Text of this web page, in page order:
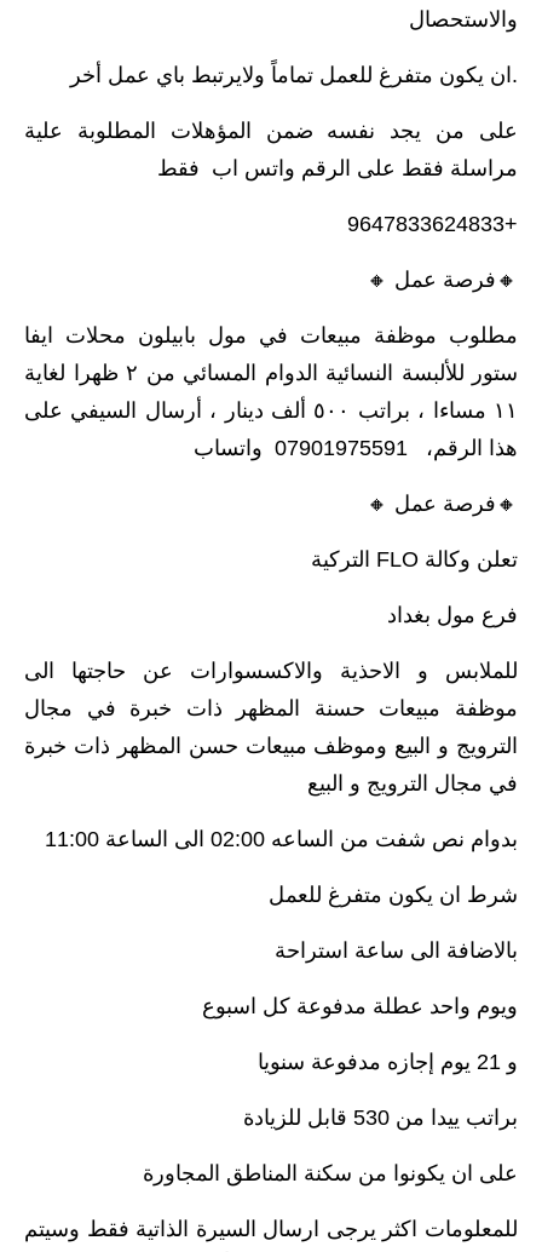
والاستحصال
.ان يكون متفرغ للعمل تماماً ولايرتبط باي عمل أخر
على من يجد نفسه ضمن المؤهلات المطلوبة علية
مراسلة فقط على الرقم واتس اب فقط
+9647833624833
🔸️فرصة عمل 🔸️
مطلوب موظفة مبيعات في مول بابيلون محلات ايفا
ستور للألبسة النسائية الدوام المسائي من ٢ ظهرا لغاية
١١ مساءا ، براتب ٥٠٠ ألف دينار ، أرسال السيفي على
هذا الرقم، 07901975591 واتساب
🔸️فرصة عمل 🔸️
تعلن وكالة FLO التركية
فرع مول بغداد
للملابس و الاحذية والاكسسوارات عن حاجتها الى
موظفة مبيعات حسنة المظهر ذات خبرة في مجال
الترويج و البيع وموظف مبيعات حسن المظهر ذات خبرة
في مجال الترويج و البيع
بدوام نص شفت من الساعه 02:00 الى الساعة 11:00
شرط ان يكون متفرغ للعمل
بالاضافة الى ساعة استراحة
ويوم واحد عطلة مدفوعة كل اسبوع
و 21 يوم إجازه مدفوعة سنويا
براتب ييدا من 530 قابل للزيادة
على ان يكونوا من سكنة المناطق المجاورة
للمعلومات اكثر يرجى ارسال السيرة الذاتية فقط وسيتم